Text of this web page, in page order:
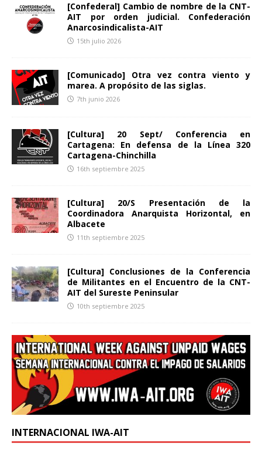
[Confederal] Cambio de nombre de la CNT-
AIT por orden judicial. Confederación
Anarcosindicalista-AIT
15th julio 2026
[Comunicado] Otra vez contra viento y
marea. A propósito de las siglas.
7th junio 2026
[Cultura] 20 Sept/ Conferencia en
Cartagena: En defensa de la Línea 320
Cartagena-Chinchilla
16th septiembre 2025
[Cultura] 20/S Presentación de la
Coordinadora Anarquista Horizontal, en
Albacete
11th septiembre 2025
[Cultura] Conclusiones de la Conferencia
de Militantes en el Encuentro de la CNT-
AIT del Sureste Peninsular
10th septiembre 2025
INTERNACIONAL IWA-AIT